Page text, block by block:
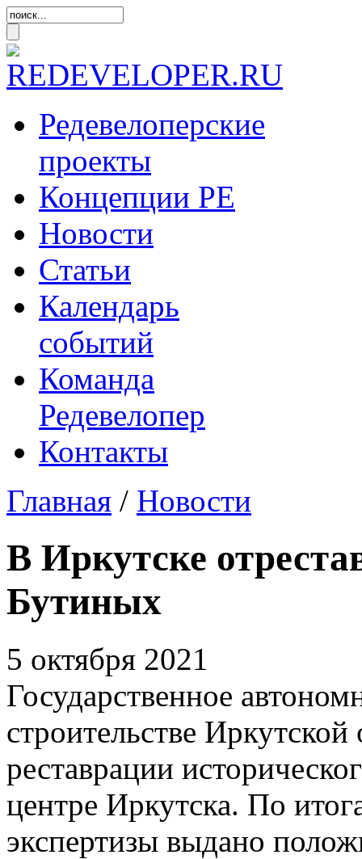
Редевелоперские
проекты
Концепции РЕ
Новости
Статьи
Календарь
событий
Команда
Редевелопер
Контакты
Главная / Новости
В Иркутске
Бутиных
5 октября 2021
Государственное
строительстве
реставрации
центре Иркутска. По
экспертизы выдано